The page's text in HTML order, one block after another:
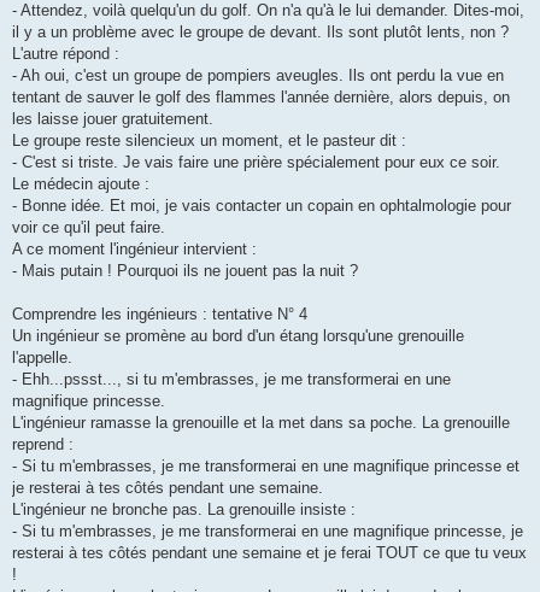
- Attendez, voilà quelqu'un du golf. On n'a qu'à le lui demander. Dites-moi,
il y a un problème avec le groupe de devant. Ils sont plutôt lents, non ?
L'autre répond :
- Ah oui, c'est un groupe de pompiers aveugles. Ils ont perdu la vue en
tentant de sauver le golf des flammes l'année dernière, alors depuis, on
les laisse jouer gratuitement.
Le groupe reste silencieux un moment, et le pasteur dit :
- C'est si triste. Je vais faire une prière spécialement pour eux ce soir.
Le médecin ajoute :
- Bonne idée. Et moi, je vais contacter un copain en ophtalmologie pour
voir ce qu'il peut faire.
A ce moment l'ingénieur intervient :
- Mais putain ! Pourquoi ils ne jouent pas la nuit ?
Comprendre les ingénieurs : tentative N° 4
Un ingénieur se promène au bord d'un étang lorsqu'une grenouille
l'appelle.
- Ehh...pssst..., si tu m'embrasses, je me transformerai en une
magnifique princesse.
L'ingénieur ramasse la grenouille et la met dans sa poche. La grenouille
reprend :
- Si tu m'embrasses, je me transformerai en une magnifique princesse et
je resterai à tes côtés pendant une semaine.
L'ingénieur ne bronche pas. La grenouille insiste :
- Si tu m'embrasses, je me transformerai en une magnifique princesse, je
resterai à tes côtés pendant une semaine et je ferai TOUT ce que tu veux
!